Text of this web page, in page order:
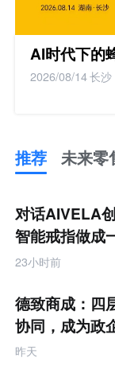
AI时代下的
2026/08/14长沙
推荐 未来零
来
零
售
跨
境
商
产
业
互
联
网
对话AIVELA
智能戒指做成
饰品
23小时前
德致商成：四
协同，成为政
服务商
昨天